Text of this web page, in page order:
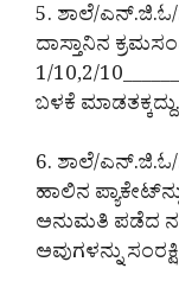
5. ಶಾಲೆ/
ದಾಸ್ತಾನಿನ
1/10,2/
ಬಳಕೆ ಮಾಡತಕ್ಕದ್ದು.
6. ಶಾಲೆ/
ಹಾಲಿನ
ಅನುಮತಿ ಪಡೆದ
ಅವುಗಳನ್ನು